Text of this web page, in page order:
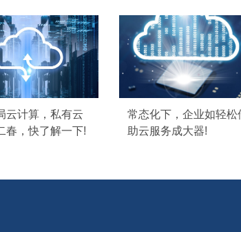
云计算，私有云
春，快了解一下!
常态化下，企业如轻松
助云服务成大器!